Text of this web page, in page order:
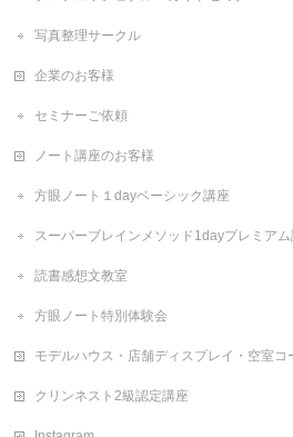
写真整理サークル
企業のお客様
セミナーご依頼
ノート講座のお客様
方眼ノート１dayベーシック講座
スーパーブレインメソッド1dayプレミアム
読書感想文教室
方眼ノート特別体験会
モデルハウス・店舗ディスプレイ・空室コ
クリンネスト2級認定講座